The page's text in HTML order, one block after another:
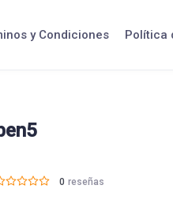
y Condiciones Política
0 reseñas